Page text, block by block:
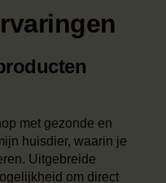
met gezonde en
huisdier, waarin je
Uitgebreide
om direct